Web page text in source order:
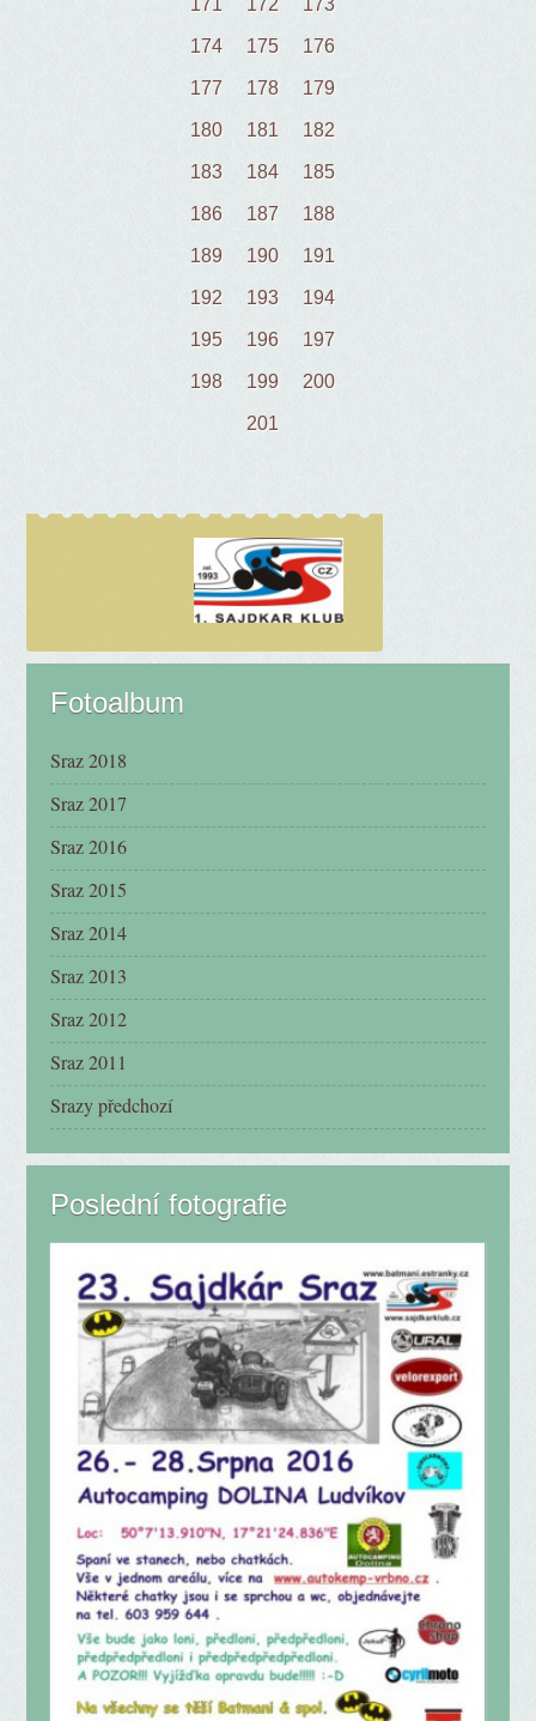
171 172 173
174 175 176
177 178 179
180 181 182
183 184 185
186 187 188
189 190 191
192 193 194
195 196 197
198 199 200
201
Fotoalbum
Sraz 2018
Sraz 2017
Sraz 2016
Sraz 2015
Sraz 2014
Sraz 2013
Sraz 2012
Sraz 2011
Srazy předchozí
Poslední fotografie